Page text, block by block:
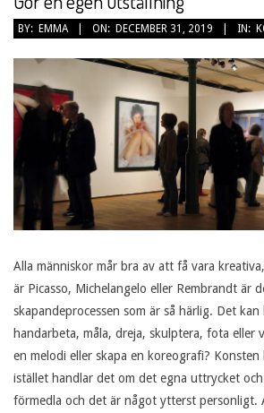
2019-
BY: EMMA ON: DECEMBER 31, 2019 IN:
Alla människor mår bra av att få vara
är Picasso, Michelangelo eller Rembrandt är
skapandeprocessen som är så härlig. Det
handarbeta, måla, dreja, skulptera, fota eller
en melodi eller skapa en koreografi?
istället handlar det om det egna uttrycket
förmedla och det är något ytterst personligt.